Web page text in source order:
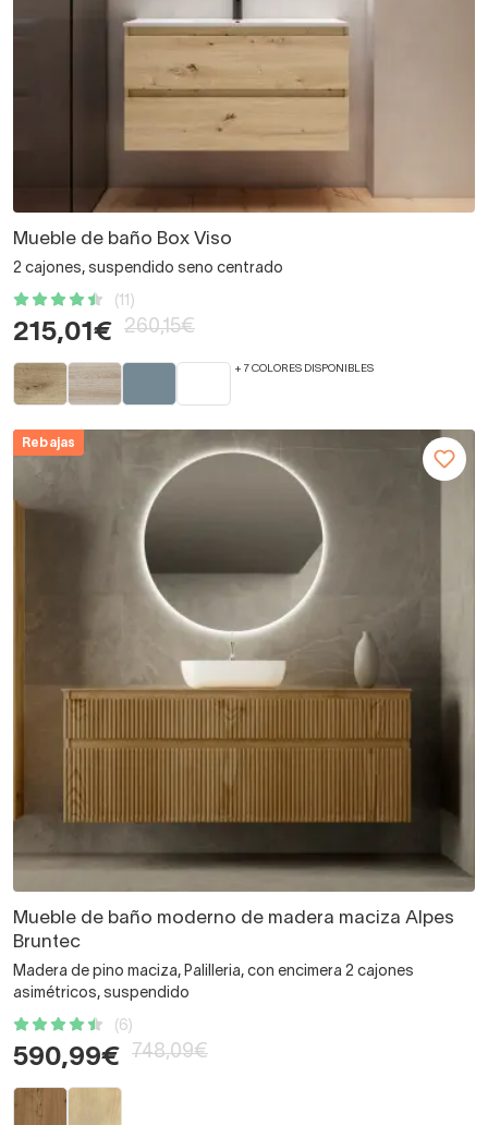
Mueble de baño Box Viso
2 cajones, suspendido seno centrado
(11)
215,01€ 260,15€
+ 7 COLORES DISPONIBLES
Rebajas
Mueble de baño moderno de madera maciza Alpes
Bruntec
Madera de pino maciza, Palilleria, con encimera 2 cajones
asimétricos, suspendido
(6)
590,99€ 748,09€